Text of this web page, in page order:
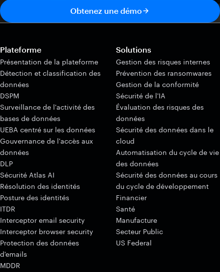
Obtenez une démo
Plateforme
Présentation de la plateforme
Détection et classification des
données
DSPM
Surveillance de l'activité des
bases de données
UEBA centré sur les données
Gouvernance de l'accès aux
données
DLP
Sécurité Atlas AI
Résolution des identités
Posture des identités
ITDR
Interceptor email security
Interceptor browser security
Protection des données
d'emails
MDDR
Solutions
Gestion des risques internes
Prévention des ransomwares
Gestion de la conformité
Sécurité de l'IA
Évaluation des risques des
données
Sécurité des données dans le
cloud
Automatisation du cycle de vie
des données
Sécurité des données au cours
du cycle de développement
Financier
Santé
Manufacture
Secteur Public
US Federal